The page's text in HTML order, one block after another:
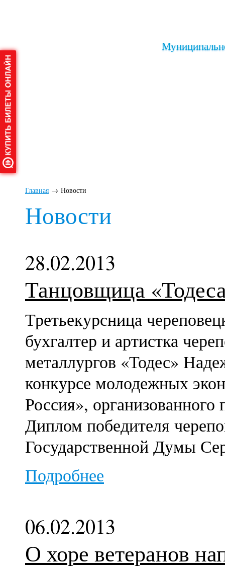
Главная → Новости
Новости
28.02.2013
Танцовщица
Третьекурсница
бухгалтер и артистка
металлургов «Тодес»
конкурсе молодежных
Россия»,
Диплом победителя
Государственной Думы
Подробнее
06.02.2013
О хоре ветеранов